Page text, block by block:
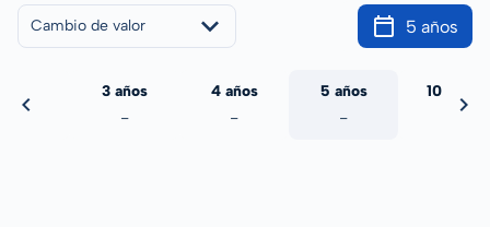
Cambio de valor 5 años
3 años
-
4 años
-
5 años
-
10 años